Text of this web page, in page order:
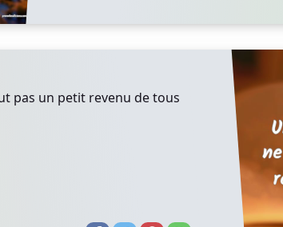
pas un petit revenu de tous